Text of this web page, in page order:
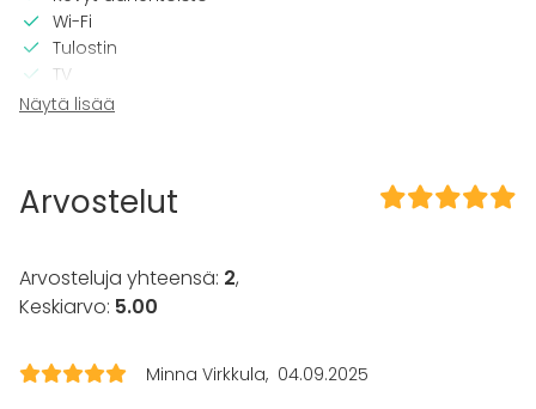
Wi-Fi
Tulostin
TV
Tilaan kuuluu
Majoittumismahdollisuus
Piha
Keittiö asiakkaan käytössä
Pyyhkeet
Näytä lisää
Arvostelut
Arvosteluja yhteensä: 2,
Keskiarvo: 5.00
Minna Virkkula 04.09.2025